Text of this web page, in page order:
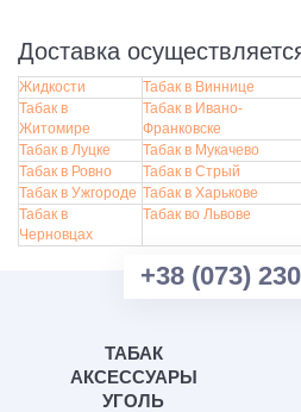
Доставка
Жидкости Табак в Виннице
Табак в
Житомире
Табак в Ивано-
Франковске
Табак в Луцке
Табак в Мукачево
Табак в Ровно
Табак в Стрый
Табак в Ужгороде Табак в Харькове
Табак в
Черновцах
Табак во Львове
+38 (073)
ТАБАК
АКСЕССУАРЫ
УГОЛЬ